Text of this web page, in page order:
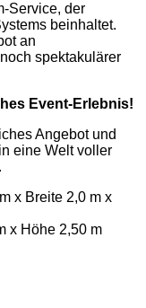
Service, der
beinhaltet.
an
spektakulärer
Event-Erlebnis!
Angebot und
eine Welt voller
x Breite 2,0 m x
x Höhe 2,50 m